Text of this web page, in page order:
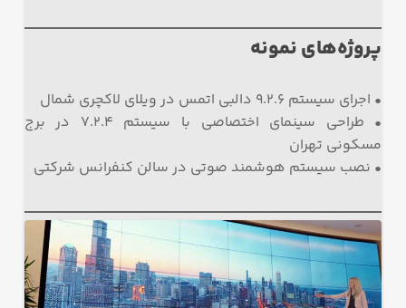
پروژه‌های نمونه
• اجرای سیستم ۹.۲.۶ دالبی اتمس در ویلا‌ی لاکچری شمال
• طراحی سینمای اختصاصی با سیستم ۷.۲.۴ در برج
مسکونی تهران
• نصب سیستم هوشمند صوتی در سالن کنفرانس شرکتی